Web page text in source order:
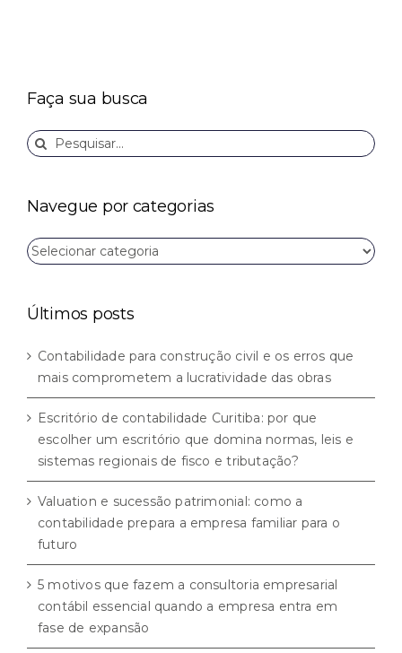
Faça sua busca
Buscar
resultados
Navegue por categorias
Navegue
por
Últimos posts
Contabilidade para construção civil e os erros que
mais comprometem a lucratividade das obras
Escritório de contabilidade Curitiba: por que
escolher um escritório que domina normas, leis e
sistemas regionais de fisco e tributação?
Valuation e sucessão patrimonial: como a
contabilidade prepara a empresa familiar para o
futuro
5 motivos que fazem a consultoria empresarial
contábil essencial quando a empresa entra em
fase de expansão